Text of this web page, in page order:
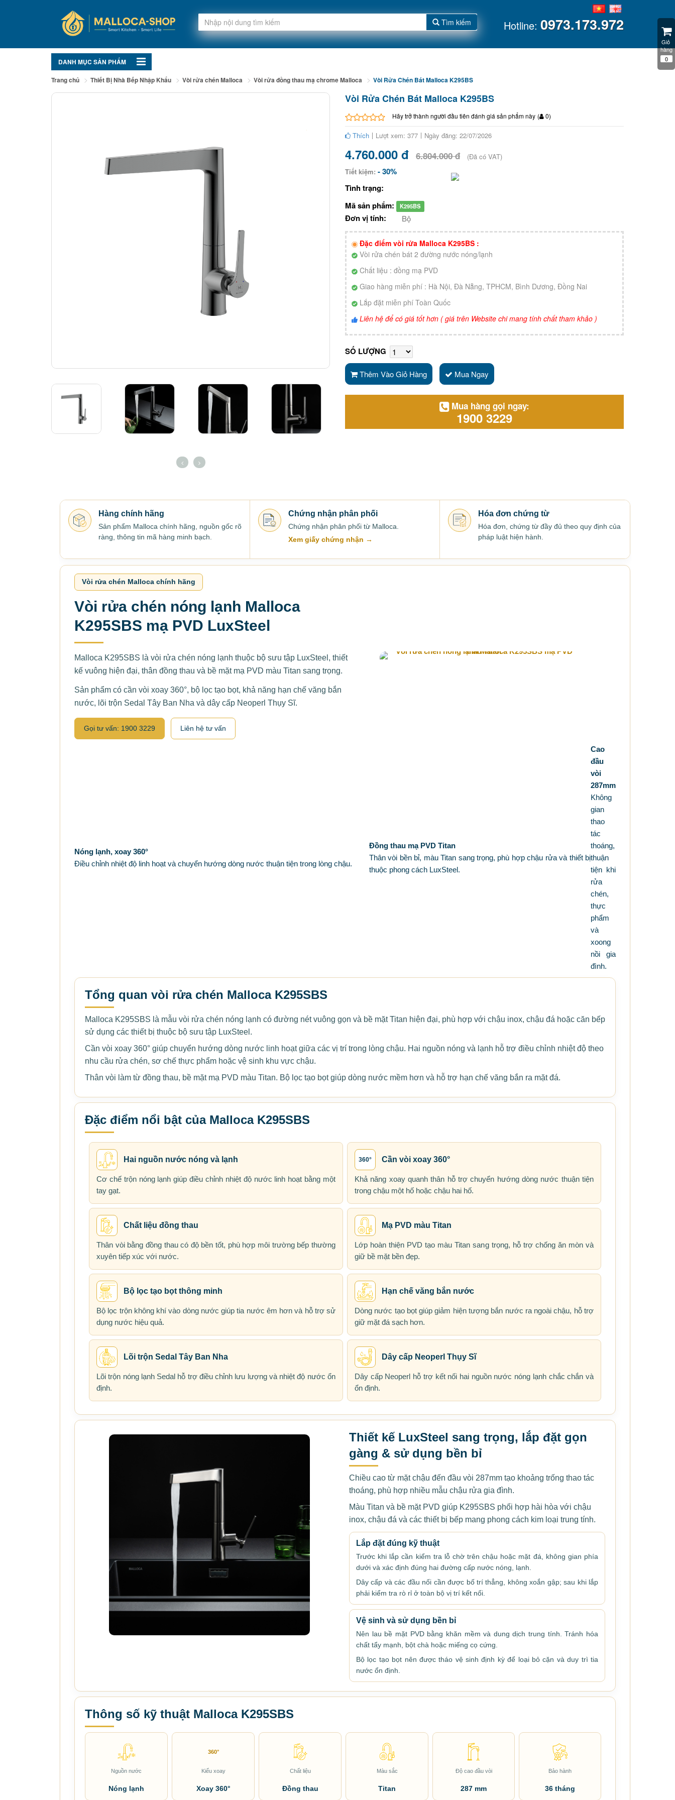
Tìm kiếm Hotline: 0973.173.972
DANH MỤC SẢN PHẨM
Trang chủ
Thiết Bị Nhà Bếp Nhập Khẩu Vòi rửa chén Malloca Vòi rửa đồng thau mạ chrome Malloca Vòi Rửa Chén Bát Malloca K295BS
Vòi Rửa Chén Bát Malloca K295BS
Hãy trở thành người đầu tiên đánh giá sản phẩm này ( 0)
Thích Lượt xem: 377 Ngày đăng: 22/07/2026
4.760.000 đ 6.804.000 đ
(Đã có VAT)
Tiết kiệm: - 30%
Tình trạng:
Mã sản phẩm:
K295BS
Đơn vị tính: Bộ
Đặc điểm vòi rửa Malloca K295BS :
Vòi rửa chén bát 2 đường nước nóng/lạnh
Chất liệu : đồng mạ PVD
Giao hàng miễn phí : Hà Nội, Đà Nẵng, TPHCM, Bình Dương, Đồng Nai
Lắp đặt miễn phí Toàn Quốc
Liên hệ để có giá tốt hơn ( giá trên Website chi mang tính chất tham khảo )
SỐ LƯỢNG
Thêm Vào Giỏ Hàng Mua Ngay
Mua hàng gọi ngay:
1900 3229
Hàng chính hãng
Sản phẩm Malloca chính hãng, nguồn gốc rõ
ràng, thông tin mã hàng minh bạch.
Chứng nhận phân phối
Chứng nhận phân phối từ Malloca.
Xem giấy chứng nhận →
Hóa đơn chứng từ
Hóa đơn, chứng từ đầy đủ theo quy định của
pháp luật hiện hành.
Vòi rửa chén Malloca chính hãng
Vòi rửa chén nóng lạnh Malloca
K295SBS mạ PVD LuxSteel
Malloca K295SBS là vòi rửa chén nóng lạnh thuộc bộ sưu tập LuxSteel, thiết
kế vuông hiện đại, thân đồng thau và bề mặt mạ PVD màu Titan sang trọng.
Sản phẩm có cần vòi xoay 360°, bộ lọc tạo bọt, khả năng hạn chế văng bắn
nước, lõi trộn Sedal Tây Ban Nha và dây cấp Neoperl Thụy Sĩ.
Gọi tư vấn: 1900 3229 Liên hệ tư vấn
Nóng lạnh, xoay 360°
Điều chỉnh nhiệt độ linh hoạt và chuyển hướng dòng nước thuận tiện trong lòng chậu.
Đồng thau mạ PVD Titan
Thân vòi bền bỉ, màu Titan sang trọng, phù hợp chậu rửa và thiết bị
thuộc phong cách LuxSteel.
Cao
đầu
vòi
287mm
Không
gian
thao
tác
thoáng,
thuận
tiện khi
rửa
chén,
thực
phẩm
và
xoong
nồi gia
đình.
Tổng quan vòi rửa chén Malloca K295SBS
Malloca K295SBS là mẫu vòi rửa chén nóng lạnh có đường nét vuông gọn và bề mặt Titan hiện đại, phù hợp với chậu inox, chậu đá hoặc căn bếp
sử dụng các thiết bị thuộc bộ sưu tập LuxSteel.
Cần vòi xoay 360° giúp chuyển hướng dòng nước linh hoạt giữa các vị trí trong lòng chậu. Hai nguồn nóng và lạnh hỗ trợ điều chỉnh nhiệt độ theo
nhu cầu rửa chén, sơ chế thực phẩm hoặc vệ sinh khu vực chậu.
Thân vòi làm từ đồng thau, bề mặt mạ PVD màu Titan. Bộ lọc tạo bọt giúp dòng nước mềm hơn và hỗ trợ hạn chế văng bắn ra mặt đá.
Đặc điểm nổi bật của Malloca K295SBS
Hai nguồn nước nóng và lạnh
Cơ chế trộn nóng lạnh giúp điều chỉnh nhiệt độ nước linh hoạt bằng một
tay gạt.
360° Cần vòi xoay 360°
Khả năng xoay quanh thân hỗ trợ chuyển hướng dòng nước thuận tiện
trong chậu một hố hoặc chậu hai hố.
Chất liệu đồng thau
Thân vòi bằng đồng thau có độ bền tốt, phù hợp môi trường bếp thường
xuyên tiếp xúc với nước.
Mạ PVD màu Titan
Lớp hoàn thiện PVD tạo màu Titan sang trọng, hỗ trợ chống ăn mòn và
giữ bề mặt bền đẹp.
Bộ lọc tạo bọt thông minh
Bộ lọc trộn không khí vào dòng nước giúp tia nước êm hơn và hỗ trợ sử
dụng nước hiệu quả.
Hạn chế văng bắn nước
Dòng nước tạo bọt giúp giảm hiện tượng bắn nước ra ngoài chậu, hỗ trợ
giữ mặt đá sạch hơn.
Lõi trộn Sedal Tây Ban Nha
Lõi trộn nóng lạnh Sedal hỗ trợ điều chỉnh lưu lượng và nhiệt độ nước ổn
định.
Dây cấp Neoperl Thụy Sĩ
Dây cấp Neoperl hỗ trợ kết nối hai nguồn nước nóng lạnh chắc chắn và
ổn định.
Thiết kế LuxSteel sang trọng, lắp đặt gọn
gàng & sử dụng bền bỉ
Chiều cao từ mặt chậu đến đầu vòi 287mm tạo khoảng trống thao tác
thoáng, phù hợp nhiều mẫu chậu rửa gia đình.
Màu Titan và bề mặt PVD giúp K295SBS phối hợp hài hòa với chậu
inox, chậu đá và các thiết bị bếp mang phong cách kim loại trung tính.
Lắp đặt đúng kỹ thuật
Trước khi lắp cần kiểm tra lỗ chờ trên chậu hoặc mặt đá, không gian phía
dưới và xác định đúng hai đường cấp nước nóng, lạnh.
Dây cấp và các đầu nối cần được bố trí thẳng, không xoắn gập; sau khi lắp
phải kiểm tra rò rỉ ở toàn bộ vị trí kết nối.
Vệ sinh và sử dụng bền bỉ
Nên lau bề mặt PVD bằng khăn mềm và dung dịch trung tính. Tránh hóa
chất tẩy mạnh, bột chà hoặc miếng cọ cứng.
Bộ lọc tạo bọt nên được tháo vệ sinh định kỳ để loại bỏ cặn và duy trì tia
nước ổn định.
Thông số kỹ thuật Malloca K295SBS
Nguồn nước
Nóng lạnh
360°
Kiểu xoay
Xoay 360°
Chất liệu
Đồng thau
Màu sắc
Titan
Độ cao đầu vòi
287 mm
Bảo hành
36 tháng
Giỏ
hàng
0